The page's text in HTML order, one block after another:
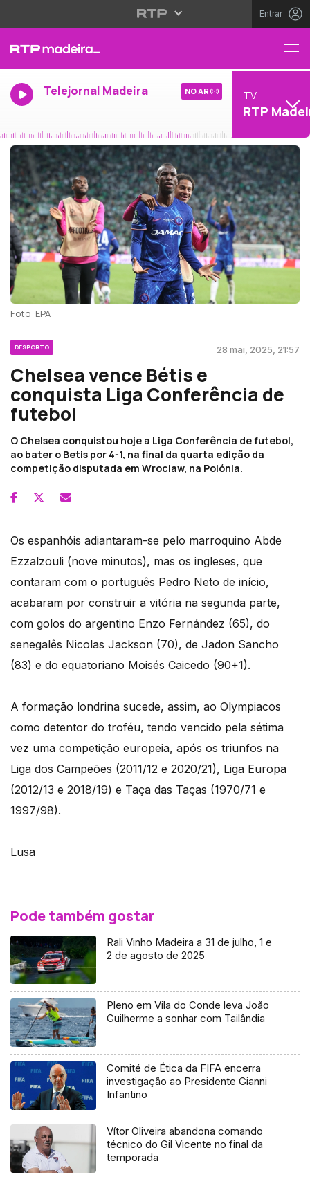
Entrar
Telejornal Madeira NO AR TV
RTP
Foto: EPA
DESPORTO 28 mai, 2025, 21:57
Chelsea vence Bétis e
conquista Liga Conferência de
futebol
O Chelsea conquistou hoje a Liga Conferência de futebol,
ao bater o Betis por 4-1, na final da quarta edição da
competição disputada em Wroclaw, na Polónia.
Os espanhóis adiantaram-se pelo marroquino Abde
Ezzalzouli (nove minutos), mas os ingleses, que
contaram com o português Pedro Neto de início,
acabaram por construir a vitória na segunda parte,
com golos do argentino Enzo Fernández (65), do
senegalês Nicolas Jackson (70), de Jadon Sancho
(83) e do equatoriano Moisés Caicedo (90+1).
A formação londrina sucede, assim, ao Olympiacos
como detentor do troféu, tendo vencido pela sétima
vez uma competição europeia, após os triunfos na
Liga dos Campeões (2011/12 e 2020/21), Liga Europa
(2012/13 e 2018/19) e Taça das Taças (1970/71 e
1997/98).
Lusa
Pode também gostar
Rali Vinho Madeira a 31 de julho, 1 e
2 de agosto de 2025
Pleno em Vila do Conde leva João
Guilherme a sonhar com Tailândia
Comité de Ética da FIFA encerra
investigação ao Presidente Gianni
Infantino
Vítor Oliveira abandona comando
técnico do Gil Vicente no final da
temporada